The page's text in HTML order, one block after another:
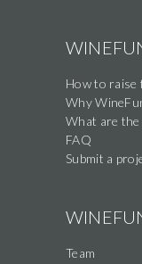
How to raise
Why
What are the
FAQ
Submit a
Team